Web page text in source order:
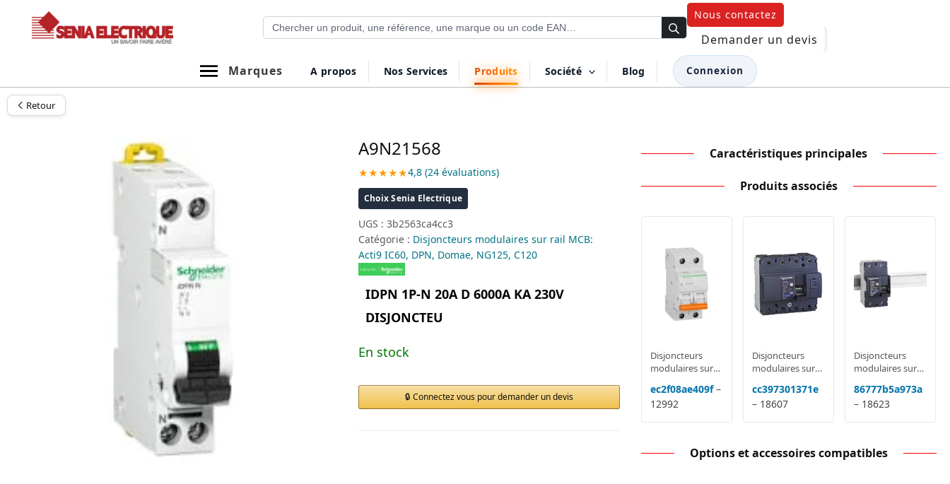
Recherche de produits
Nous contactez
Demander un devis
Marques
A propos Nos Services Produits Société Blog Connexion
Retour
A9N21568
★★★★★4,8 (24 évaluations)
Choix Senia Electrique
UGS : 3b2563ca4cc3
Catégorie : Disjoncteurs modulaires sur rail MCB:
Acti9 IC60, DPN, Domae, NG125, C120
IDPN 1P-N 20A D 6000A KA 230V
DISJONCTEU
En stock
Connectez vous pour demander un devis
Caractéristiques principales
Produits associés
Disjoncteurs
modulaires sur
IC60, DPN,
Domae, NG125,
ec2f08ae409f –
12992
Disjoncteurs
modulaires sur
IC60, DPN,
Domae, NG125,
cc397301371e
– 18607
Disjoncteurs
modulaires sur
IC60, DPN,
Domae, NG125,
86777b5a973a
– 18623
Options et accessoires compatibles